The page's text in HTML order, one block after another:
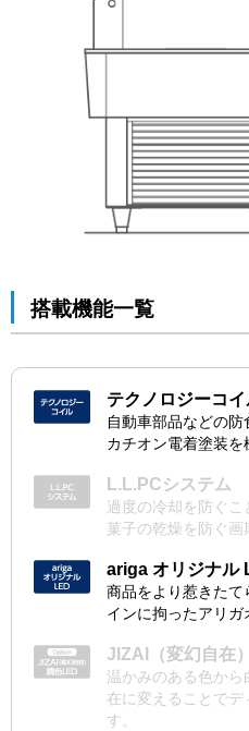
搭載機能一覧
テクノロジーコイ
自動車部品などの
カチオン電着塗装を
L.L.PCシステム
過度の冷却を防ぐ
菓子の乾燥を防ぐ画
ariga オリジナル
商品をより惹きた
インに拘ったアリガ
JIZAI（変幻自在）
温かみのある色から
在に変えることでデ
す。